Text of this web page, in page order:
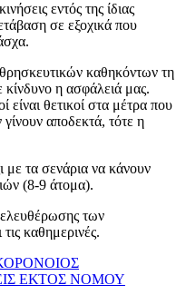
εντός της ίδιας
σε εξοχικά που
καθηκόντων τη
η ασφάλειά μας.
είναι θετικοί στα μέτρα που
αποδεκτά, τότε η
με τα σενάρια να κάνουν
(8-9 άτομα).
των
καθημερινές.
ΕΚΤΟΣ ΝΟΜΟΥ